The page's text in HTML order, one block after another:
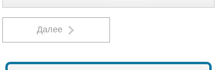
Мы предлагаем низкие цены на
Далее